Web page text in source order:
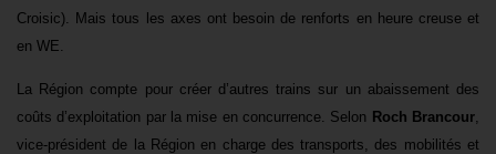
Croisic). Mais tous les axes ont besoin de renforts en heure creuse et
en WE.
La Région compte pour créer d’autres trains sur un abaissement des
coûts d’exploitation par la mise en concurrence. Selon Roch Brancour,
vice-président de la Région en charge des transports, des mobilités et